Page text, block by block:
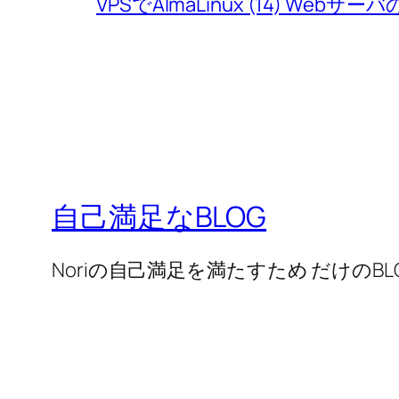
自己満足なBLOG
Noriの自己満足を満たすため だけの